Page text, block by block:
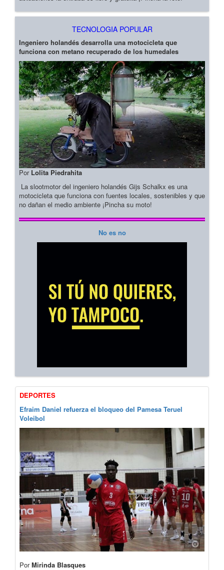
TECNOLOGIA POPULAR
Ingeniero holandés desarrolla una motocicleta que
funciona con metano recuperado de los humedales
Por Lolita Piedrahita
La slootmotor del ingeniero holandés Gijs Schalkx es una
motocicleta que funciona con fuentes locales, sostenibles y que
no dañan el medio ambiente ¡Pincha su moto!
No es no
DEPORTES
Efraim Daniel refuerza el bloqueo del Pamesa Teruel
Voleibol
PorMirinda Blasques